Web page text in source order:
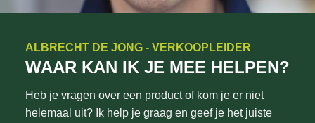
ALBRECHT DE JONG - VERKOOPLEIDER
WAAR KAN IK JE MEE HELPEN?
Heb je vragen over een product of kom je er niet
helemaal uit? Ik help je graag en geef je het juiste